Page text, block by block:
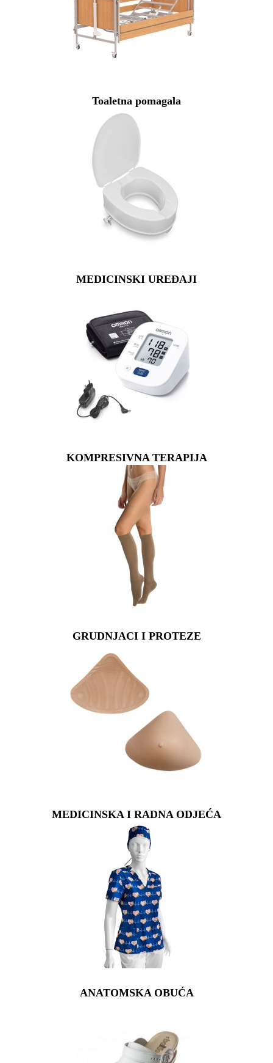
Toaletna pomagala
MEDICINSKI UREĐAJI
KOMPRESIVNA TERAPIJA
GRUDNJACI I PROTEZE
MEDICINSKA I RADNA ODJEĆA
ANATOMSKA OBUĆA